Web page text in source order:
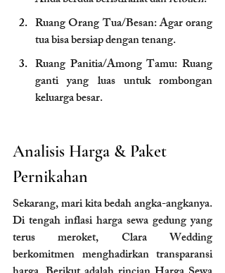
Ruang Orang Tua/Besan: Agar orang
tua bisa bersiap dengan tenang.
Ruang Panitia/Among Tamu: Ruang
ganti yang luas untuk rombongan
keluarga besar.
Analisis Harga & Paket
Pernikahan
Sekarang, mari kita bedah angka-angkanya.
Di tengah inflasi harga sewa gedung yang
terus meroket, Clara Wedding
berkomitmen menghadirkan transparansi